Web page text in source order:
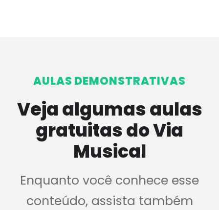
AULAS DEMONSTRATIVAS
Veja algumas aulas
gratuitas do Via
Musical
Enquanto você conhece esse
conteúdo, assista também